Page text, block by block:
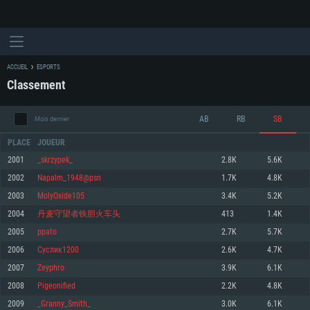
CONFIGURATION SYSTÈME REQUISE
Minimum
OS: Windows 10 (64 bit)
Processeur: Dual-Core 2.2 GHz
Minimum
OS: Mac OS Big Sur 11.0 ou plus récent
Processeur: Core i5, minimum 2.2GHz (Les processeurs Intel Xeon ne sont
Minimum
OS: Les configurations Linux 64 bits les plus modernes
Processeur: Dual-Core 2.4 GHz
ACCUEIL ESPORTS
Classement
Mois dernier AB RB SB
PLACE JOUEUR
2001 _skrzypek_ 2.8K 5.6K
2002 Napalm_1948@psn 1.7K 4.8K
2003 MolyOxide105 3.4K 5.2K
2004 丹麦守望者铁胆火车头 413 1.4K
2005 ppato 2.7K 5.7K
2006 Суслик1200 2.6K 4.7K
2007 Zeyphro 3.9K 6.1K
2008 Pigeonified 2.2K 4.8K
2009 _Granny_Smith_ 3.0K 6.1K